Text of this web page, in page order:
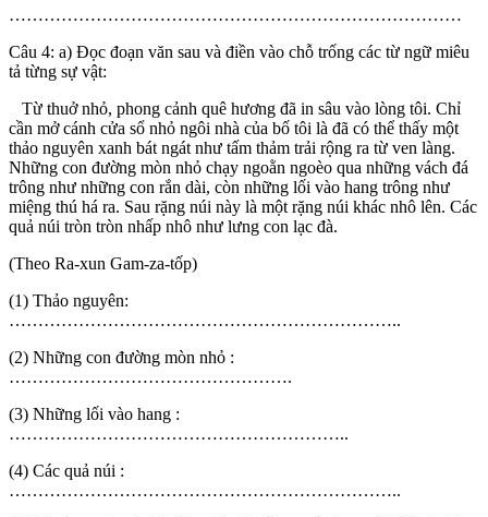
……………………………………………………………………
Câu 4: a) Đọc đoạn văn sau và điền vào chỗ trống các từ ngữ miêu
tả từng sự vật:
Từ thuở nhỏ, phong cảnh quê hương đã in sâu vào lòng tôi. Chỉ
cần mở cánh cửa sổ nhỏ ngôi nhà của bố tôi là đã có thể thấy một
thảo nguyên xanh bát ngát như tấm thảm trải rộng ra từ ven làng.
Những con đường mòn nhỏ chạy ngoằn ngoèo qua những vách đá
trông như những con rắn dài, còn những lối vào hang trông như
miệng thú há ra. Sau rặng núi này là một rặng núi khác nhô lên. Các
quả núi tròn tròn nhấp nhô như lưng con lạc đà.
(Theo Ra-xun Gam-za-tốp)
(1) Thảo nguyên:
…………………………………………………………..
(2) Những con đường mòn nhỏ :
………………………………………….
(3) Những lối vào hang :
…………………………………………………..
(4) Các quả núi :
…………………………………………………………..